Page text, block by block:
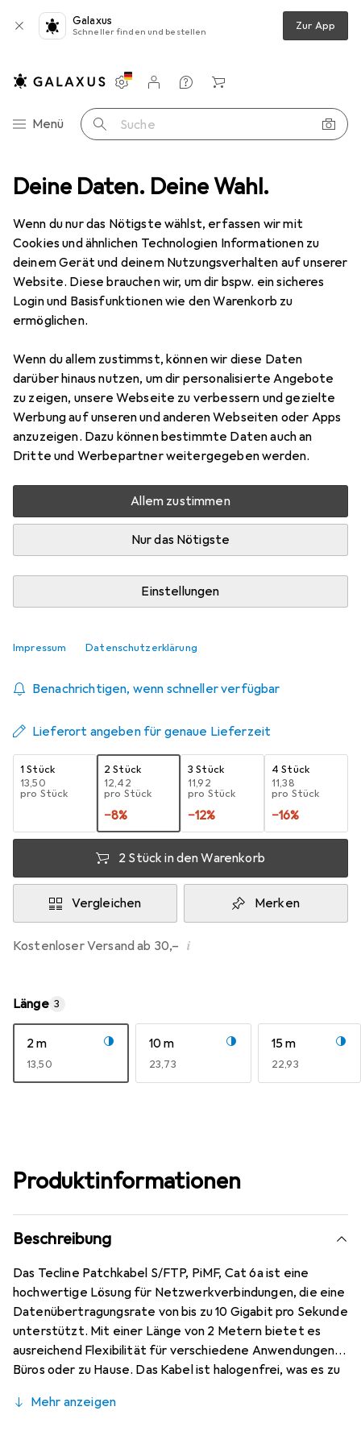
Deine Daten. Deine Wahl.
Wenn du nur das Nötigste wählst, erfassen wir mit
Cookies und ähnlichen Technologien Informationen zu
deinem Gerät und deinem Nutzungsverhalten auf unserer
Website. Diese brauchen wir, um dir bspw. ein sicheres
Login und Basisfunktionen wie den Warenkorb zu
ermöglichen.
Wenn du allem zustimmst, können wir diese Daten
darüber hinaus nutzen, um dir personalisierte Angebote
zu zeigen, unsere Webseite zu verbessern und gezielte
Werbung auf unseren und anderen Webseiten oder Apps
anzuzeigen. Dazu können bestimmte Daten auch an
Dritte und Werbepartner weitergegeben werden.
Allem zustimmen
Nur das Nötigste
Einstellungen
Impressum Datenschutzerklärung
Galaxus
Schneller finden und bestellen Zur App
Navigation nach Kategorien
Menü Suche
Einstellungen
Kundenkonto
Vergleichslisten
Merklisten
Warenkorb
blau, 2,0 m Für 10 Gigabit/s, halogenfrei, mit Draka-Kabel und Hiros
MENGENRABATT
6a, blau, 2,0 m Für 10 Gigabit/s,
halogenfrei, mit Draka-Kabel und
Hiros
S/FTP, CAT6a, 2 m
EUR
12,42 Spare
Bewertungen
Zwischen Sa, 15.8. und Fr, 21.8. geliefert
Benachrichtigen, wenn schneller verfügbar
Lieferort angeben für genaue Lieferzeit
1 Stück
EUR
13,50
pro Stück
2 Stück
EUR
12,42
pro Stück
−8%
3 Stück
EUR
11,92
pro Stück
−12%
4 Stück
EUR
11,38
pro Stück
−16%
2 Stück in den Warenkorb
Vergleichen Merken
Kostenloser Versand ab 30,– i
Länge 3
2 m
EUR
13,50
10 m
EUR
23,73
15 m
EUR
22,93
Produktinformationen
Beschreibung
Das Tecline Patchkabel S/FTP, PiMF, Cat 6a ist eine
hochwertige Lösung für Netzwerkverbindungen, die eine
Datenübertragungsrate von bis zu 10 Gigabit pro Sekunde
unterstützt. Mit einer Länge von 2 Metern bietet es
ausreichend Flexibilität für verschiedene Anwendungen in
Büros oder zu Hause. Das Kabel ist halogenfrei, was es zu
Brandfall weniger schädliche Gase freisetzt. Die
Mehr anzeigen